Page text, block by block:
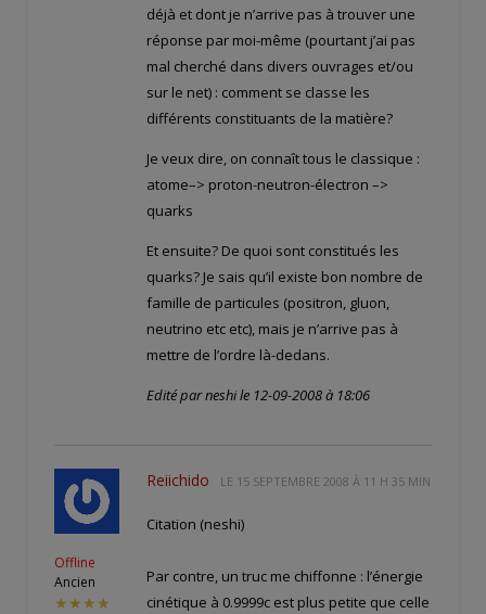
déjà et dont je n’arrive pas à trouver une
réponse par moi-même (pourtant j’ai pas
mal cherché dans divers ouvrages et/ou
sur le net) : comment se classe les
différents constituants de la matière?
Je veux dire, on connaît tous le classique :
atome–> proton-neutron-électron –>
quarks
Et ensuite? De quoi sont constitués les
quarks? Je sais qu’il existe bon nombre de
famille de particules (positron, gluon,
neutrino etc etc), mais je n’arrive pas à
mettre de l’ordre là-dedans.
Edité par neshi le 12-09-2008 à 18:06
Offline
Ancien
★★★★
Reiichido LE 15 SEPTEMBRE 2008 À 11 H 35 MIN
Citation (neshi)
Par contre, un truc me chiffonne : l’énergie
cinétique à 0.9999c est plus petite que celle